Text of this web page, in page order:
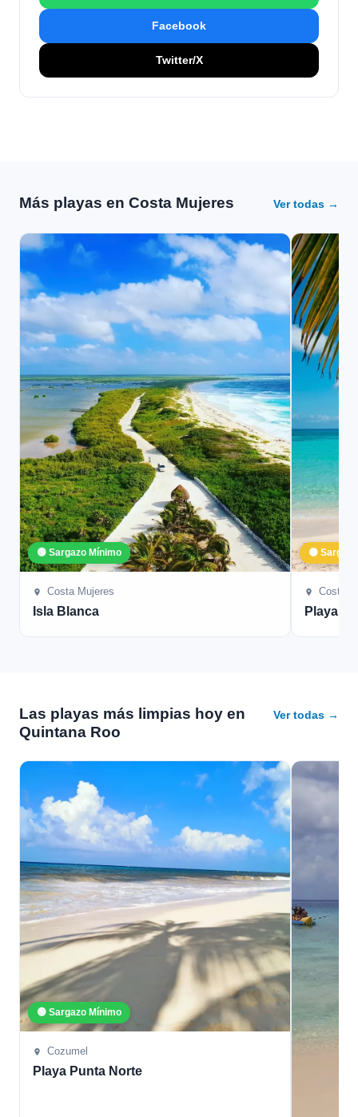
Facebook
Twitter/X
Más playas en Costa Mujeres Ver todas →
🟢 Sargazo Mínimo
Costa Mujeres
Isla Blanca
🟡
Costa
Playa
Las playas más limpias hoy en
Quintana Roo
Ver todas →
🟢 Sargazo Mínimo
Cozumel
Playa Punta Norte